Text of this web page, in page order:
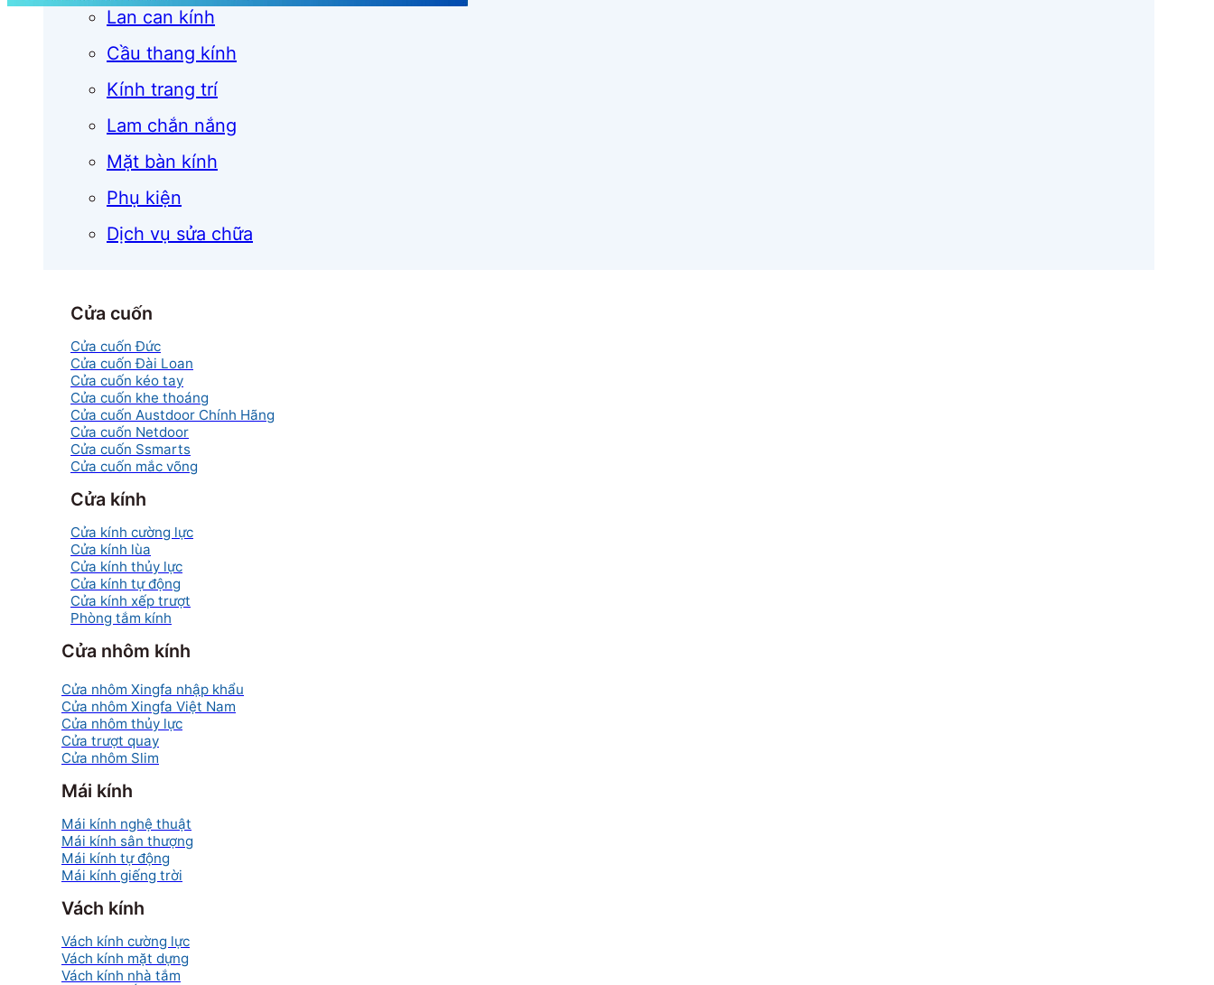
Lan can kính
Cầu thang kính
Kính trang trí
Lam chắn nắng
Mặt bàn kính
Phụ kiện
Dịch vụ sửa chữa
Cửa cuốn
Cửa cuốn Đức
Cửa cuốn Đài Loan
Cửa cuốn kéo tay
Cửa cuốn khe thoáng
Cửa cuốn Austdoor Chính Hãng
Cửa cuốn Netdoor
Cửa cuốn Ssmarts
Cửa cuốn mắc võng
Cửa kính
Cửa kính cường lực
Cửa kính lùa
Cửa kính thủy lực
Cửa kính tự động
Cửa kính xếp trượt
Phòng tắm kính
Cửa nhôm kính
Cửa nhôm Xingfa nhập khẩu
Cửa nhôm Xingfa Việt Nam
Cửa nhôm thủy lực
Cửa trượt quay
Cửa nhôm Slim
Mái kính
Mái kính nghệ thuật
Mái kính sân thượng
Mái kính tự động
Mái kính giếng trời
Vách kính
Vách kính cường lực
Vách kính mặt dựng
Vách kính nhà tắm